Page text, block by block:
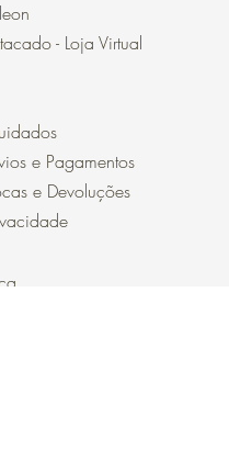
- Loja Virtual
e Pagamentos
e Devoluções